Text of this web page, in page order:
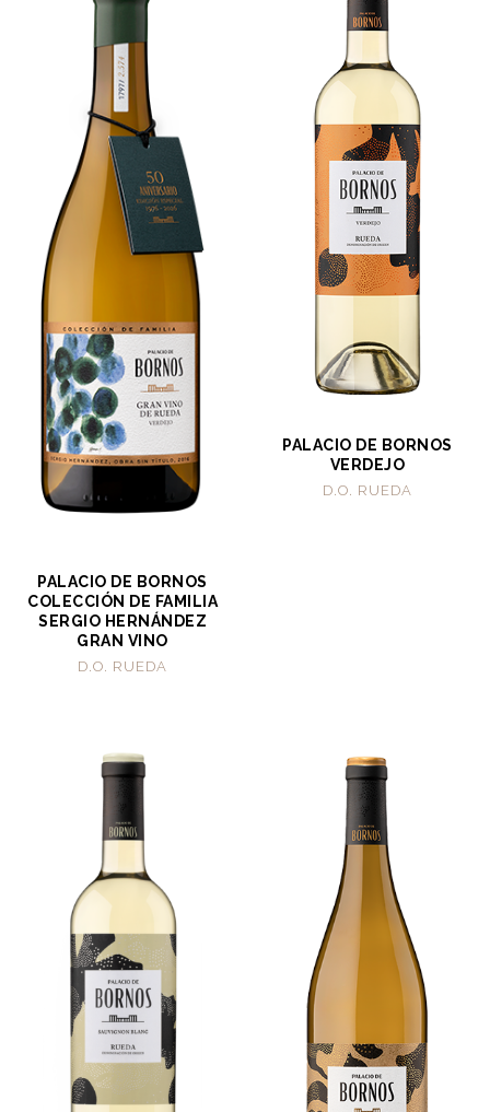
PALACIO DE BORNOS
COLECCIÓN DE FAMILIA
SERGIO HERNÁNDEZ
GRAN VINO
D.O. RUEDA
PALACIO DE BORNOS
VERDEJO
D.O. RUEDA